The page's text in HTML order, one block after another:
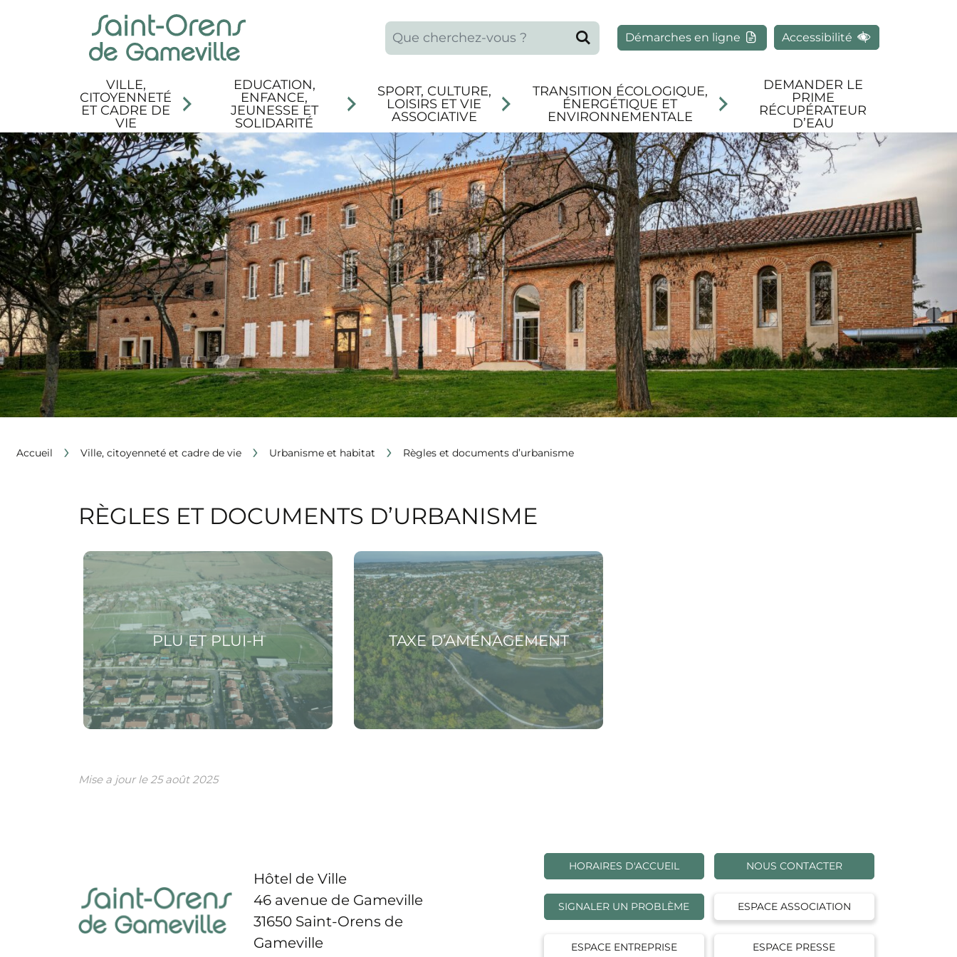
Que recherchez-vous ?
Rechercher
Démarches en ligne Accessibilité
VILLE,
CITOYENNETÉ
ET CADRE DE
VIE
EDUCATION,
ENFANCE,
JEUNESSE ET
SOLIDARITÉ
SPORT, CULTURE,
LOISIRS ET VIE
ASSOCIATIVE
TRANSITION ÉCOLOGIQUE,
ÉNERGÉTIQUE ET
ENVIRONNEMENTALE
DEMANDER LE
PRIME
RÉCUPÉRATEUR
D’EAU
Accueil › Ville, citoyenneté et cadre de vie › Urbanisme et habitat › Règles et documents d’urbanisme
RÈGLES ET DOCUMENTS D’URBANISME
PLU ET PLUI-H
Voir la page PLU et PLUi-H
TAXE D’AMÉNAGEMENT
Voir la page Taxe d’aménagement
Mise a jour le25 août 2025
Hôtel de Ville
46 avenue de Gameville
31650 Saint-Orens de
Gameville
HORAIRES D'ACCUEIL NOUS CONTACTER
SIGNALER UN PROBLÈME ESPACE ASSOCIATION
ESPACE ENTREPRISE ESPACE PRESSE